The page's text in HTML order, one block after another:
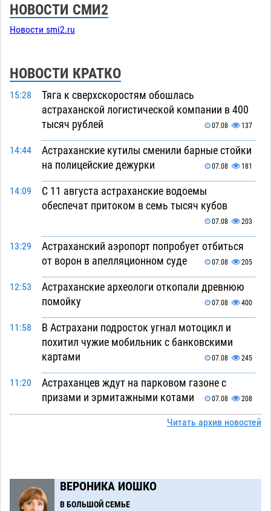
НОВОСТИ СМИ2
Новости smi2.ru
НОВОСТИ КРАТКО
15:28
Тяга к сверхскоростям обошлась
астраханской логистической компании в 400
тысяч рублей
07.08 137
14:44
Астраханские кутилы сменили барные стойки
на полицейские дежурки
07.08 181
14:09
С 11 августа астраханские водоемы
обеспечат притоком в семь тысяч кубов
07.08 203
13:29
Астраханский аэропорт попробует отбиться
от ворон в апелляционном суде
07.08 205
12:53
Астраханские археологи откопали древнюю
помойку
07.08 400
11:58
В Астрахани подросток угнал мотоцикл и
похитил чужие мобильник с банковскими
картами
07.08 245
11:20
Астраханцев ждут на парковом газоне с
призами и эрмитажными котами
07.08 208
Астраханский суд встал на сторону МЧС в
гандболисты уступили казанским «драконам»
Читать архив новостей
ВЕРОНИКА ИОШКО
В БОЛЬШОЙ СЕМЬЕ